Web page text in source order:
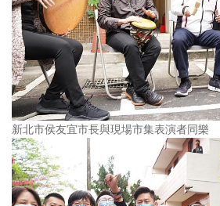
新北市侯友宜市長與現場市集表演者同樂